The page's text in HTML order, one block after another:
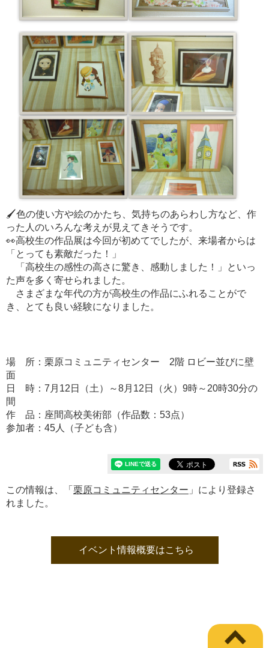
🖌️色の使い方や絵のかたち、気持ちのあらわし方など、作
った人のいろんな考えが見えてきそうです。
👀高校生の作品展は今回が初めてでしたが、来場者からは
「とっても素敵だった！」
「高校生の感性の高さに驚き、感動しました！」といっ
た声を多く寄せられました。
さまざまな年代の方が高校生の作品にふれることがで
き、とても良い経験になりました。
場 所：栗原コミュニティセンター 2階 ロビー並びに壁
面
日 時：7月12日（土）～8月12日（火）9時～20時30分の
間
作 品：座間高校美術部（作品数：53点）
参加者：45人（子ども含）
この情報は、「 栗原コミュニティセンター 」により登録さ
れました。
イベント情報概要はこちら